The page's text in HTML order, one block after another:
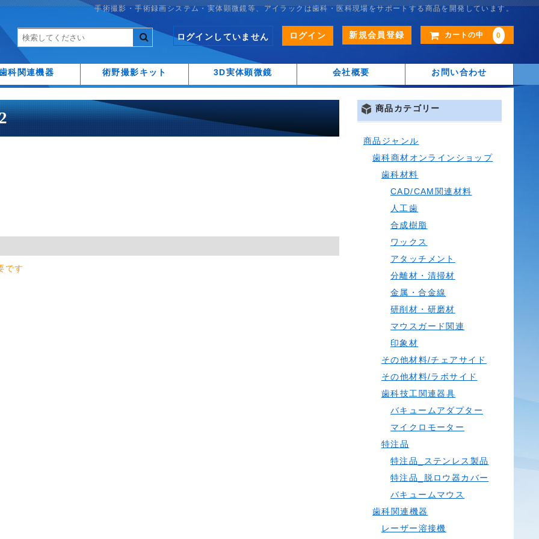
手術撮影・手術録画システム・実体顕微鏡等、アイラックは歯科・医科現場をサポートする商品を開発しています。
カートの中 0
ログインしていません ログイン 新規会員登録
科関連機器 術野撮影キット 3D実体顕微鏡 会社概要 お問い合わせ
です
商品カテゴリー
商品ジャンル
歯科商材オンラインショップ
歯科材料
CAD/CAM関連材料
人工歯
合成樹脂
ワックス
アタッチメント
分離材・清掃材
金属・合金線
研削材・研磨材
マウスガード関連
印象材
その他材料/チェアサイド
その他材料/ラボサイド
歯科技工関連器具
バキュームアダプター
マイクロモーター
特注品
特注品_ステンレス製品
特注品_脱ロウ器カバー
バキュームマウス
歯科関連機器
レーザー溶接機